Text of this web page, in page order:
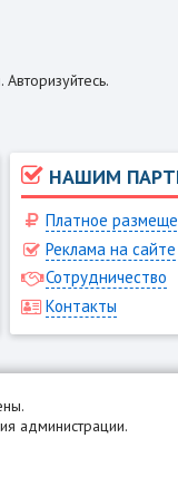
НАШИМ
Платное
Реклама на сайте
Сотрудничество
Контакты
администрации.